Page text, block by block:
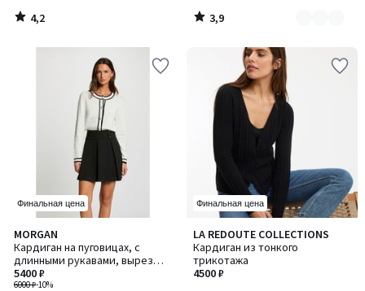
4,2
/
3,9
/
Финальная цена
MORGAN
Кардиган на пуговицах, с
длинными рукавами, вырез
круглый
6000 ₽-10%
5400 ₽
4
/
5
Финальная цена
LA REDOUTE COLLECTIONS
Кардиган из тонкого
трикотажа
4500 ₽
4,3
/ 5